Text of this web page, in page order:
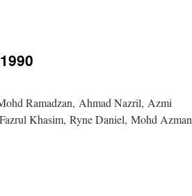
Ramadzan, Ahmad Nazril, Azmi
Khasim, Ryne Daniel, Mohd Azman